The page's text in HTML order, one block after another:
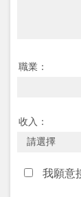
職業：
收入：
我願意